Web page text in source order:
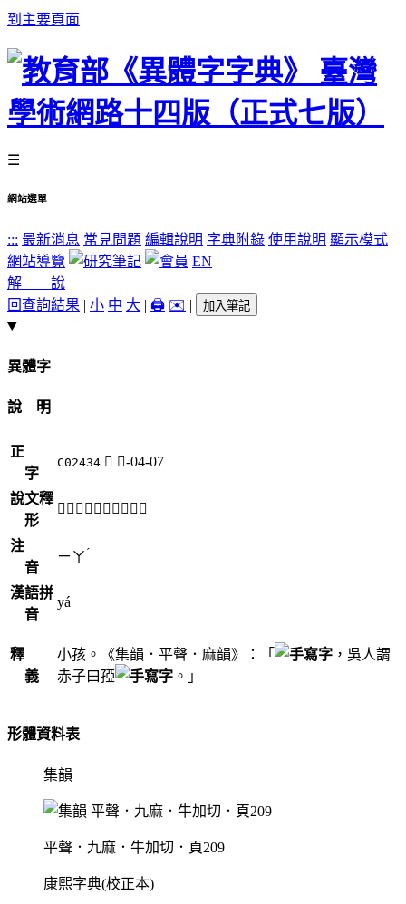
到主要頁面
☰
網站選單
::: 最新消息 常見問題 編輯說明 字典附錄 使用說明 顯示模式
網站導覽
EN
解 說
回查詢結果 | 小 中 大 | 🖨️ ✉️ | 加入筆記
異體字
說 明
正
字
C02434 𤘅 子-04-07
說文釋
形
「𤘅」《說文》不錄。
注
音
ㄧㄚ ˊ
漢語拼
音
yá
釋
義
小孩。《集韻．平聲．麻韻》：「
，吳人謂
赤子曰孲
。」
形體資料表
集韻
平聲．九麻．牛加切．頁209
康熙字典(校正本)